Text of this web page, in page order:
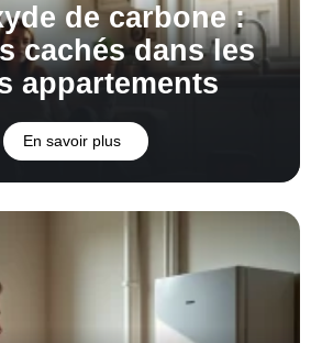
de carbone :
cachés dans les
appartements
En savoir plus